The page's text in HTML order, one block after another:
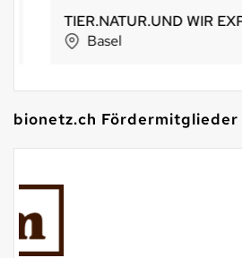
TIER.NATUR.UND WIR EXPO
Basel
bionetz.ch Fördermitglieder